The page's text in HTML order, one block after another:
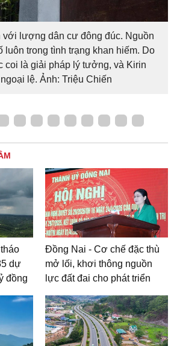
với lượng dân cư đông đúc. Nguồn
luôn trong tình trạng khan hiếm. Do
coi là giải pháp lý tưởng, và Kirin
lệ. Ảnh: Triệu Chiến
dự
đồng
Đồng Nai - Cơ chế đặc thù
mở lối, khơi thông nguồn
lực đất đai cho phát triển